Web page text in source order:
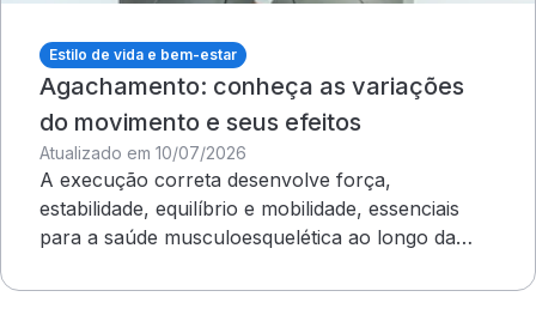
Estilo de vida e bem-estar
Agachamento: conheça as variações
do movimento e seus efeitos
Atualizado em 10/07/2026
A execução correta desenvolve força,
estabilidade, equilíbrio e mobilidade, essenciais
para a saúde musculoesquelética ao longo da